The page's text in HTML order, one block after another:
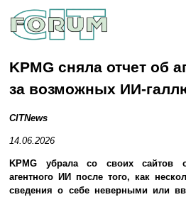
KPMG сняла отчет об
за возможных ИИ-
CITNews
14.06.2026
KPMG убрала со своих сайтов
агентного ИИ после того, как
сведения о себе неверными или